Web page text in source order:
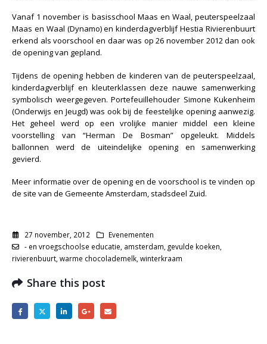
Vanaf 1 november is basisschool Maas en Waal, peuterspeelzaal
Maas en Waal (Dynamo) en kinderdagverblijf Hestia Rivierenbuurt
erkend als voorschool en daar was op 26 november 2012 dan ook
de opening van gepland.
Tijdens de opening hebben de kinderen van de peuterspeelzaal,
kinderdagverblijf en kleuterklassen deze nauwe samenwerking
symbolisch weergegeven. Portefeuillehouder Simone Kukenheim
(Onderwijs en Jeugd) was ook bij de feestelijke opening aanwezig.
Het geheel werd op een vrolijke manier middel een kleine
voorstelling van “Herman De Bosman” opgeleukt. Middels
ballonnen werd de uiteindelijke opening en samenwerking
gevierd.
Meer informatie over de opening en de voorschool is te vinden op
de site van de Gemeente Amsterdam, stadsdeel Zuid.
27 november, 2012
Evenementen
- en vroegschoolse educatie amsterdam gevulde koeken
rivierenbuurt warme chocolademelk winterkraam
Share this post